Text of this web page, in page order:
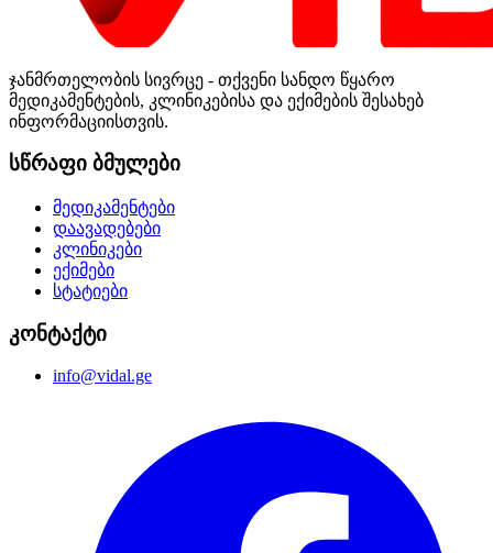
ჯანმრთელობის სივრცე - თქვენი სანდო წყარო
მედიკამენტების, კლინიკებისა და ექიმების შესახებ
ინფორმაციისთვის.
სწრაფი ბმულები
მედიკამენტები
დაავადებები
კლინიკები
ექიმები
სტატიები
კონტაქტი
info@vidal.ge